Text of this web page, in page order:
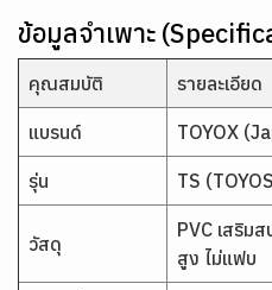
ข้อมูลจำเพาะ
คุณสมบัติ รายละเอียด
แบรนด์ TOYOX
รุ่น TS
วัสดุ
PVC เสริม
สูง ไม่แฟบ